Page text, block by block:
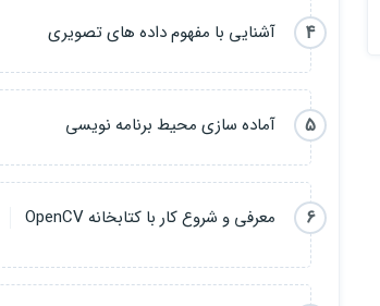
4 آشنایی با مفهوم داده های تصویری
5 آماده سازی محیط برنامه نویسی
6 معرفی و شروع کار با کتابخانه OpenCV